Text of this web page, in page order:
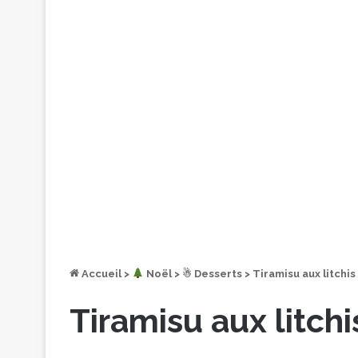
Accueil > ︎ Noël > ☃ Desserts > Tiramisu aux litchis
Tiramisu aux